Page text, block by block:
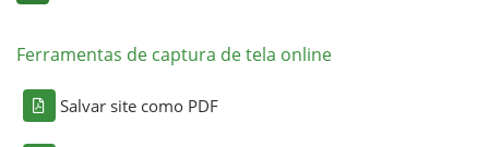
Ferramentas de captura de tela online
Salvar site como PDF